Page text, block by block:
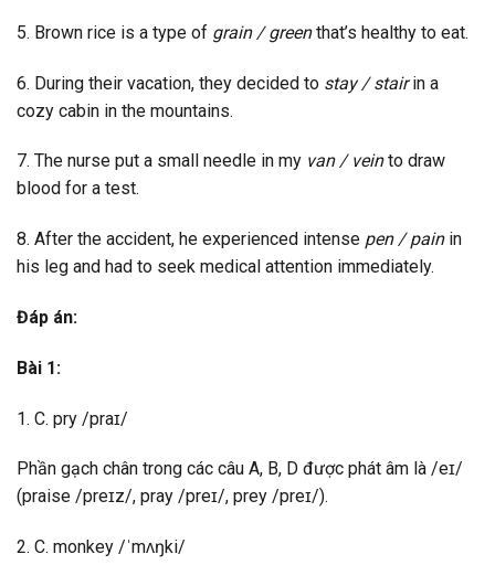
5. Brown rice is a type of grain / greenthat’s healthy to eat.
6. During their vacation, they decided to stay / stairin a
cozy cabin in the mountains.
7. The nurse put a small needle in my van / veinto draw
blood for a test.
8. After the accident, he experienced intense pen / painin
his leg and had to seek medical attention immediately.
Đáp án:
Bài 1:
1. C. pry /praɪ/
Phần gạch chân trong các câu A, B, D được phát âm là /eɪ/
(praise /preɪz/, pray /preɪ/, prey /preɪ/).
2. C. monkey /ˈmʌŋki/